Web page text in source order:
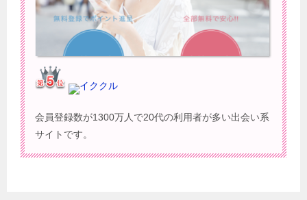
イククル
会員登録数が1300万人で20代の利用者が多い出会い系
サイトです。